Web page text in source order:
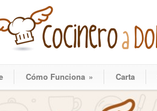
Cómo Funciona » Carta